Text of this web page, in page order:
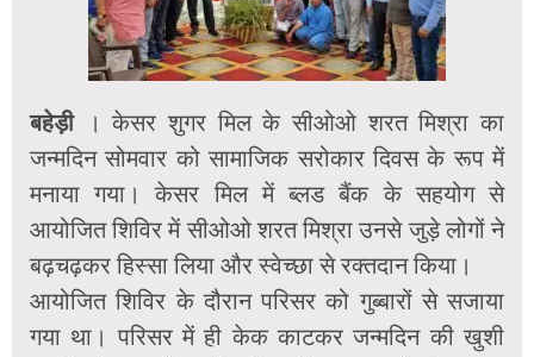
बहेड़ी। केसर शुगर मिल के सीओओ शरत मिश्रा का
जन्मदिन सोमवार को सामाजिक सरोकार दिवस के रूप में
मनाया गया। केसर मिल में ब्लड बैंक के सहयोग से
आयोजित शिविर में सीओओ शरत मिश्रा उनसे जुड़े लोगों ने
बढ़चढ़कर हिस्सा लिया और स्वेच्छा से रक्तदान किया।
आयोजित शिविर के दौरान परिसर को गुब्बारों से सजाया
गया था। परिसर में ही केक काटकर जन्मदिन की खुशी